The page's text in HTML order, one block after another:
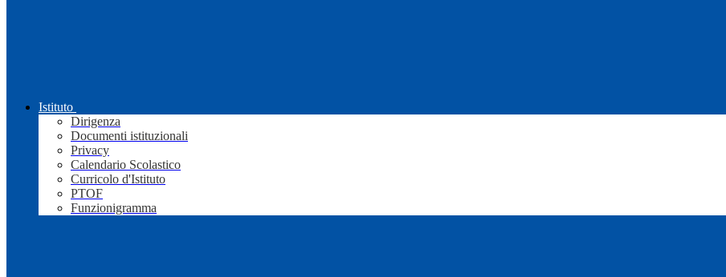
Istituto
Dirigenza
Documenti istituzionali
Privacy
Calendario Scolastico
Curricolo d'Istituto
PTOF
Funzionigramma